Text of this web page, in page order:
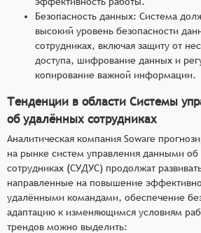
Безопасность данных: Система
высокий уровень безопасности
сотрудниках, включая защиту от
доступа, шифрование данных и
копирование важной информации.
Тенденции в области Системы
об удалённых сотрудниках
Аналитическая компания Soware
на рынке систем управления данными
сотрудниках (СУДУС) продолжат
направленные на повышение
удалёнными командами, обеспечение
адаптацию к изменяющимся условиям
трендов можно выделить: